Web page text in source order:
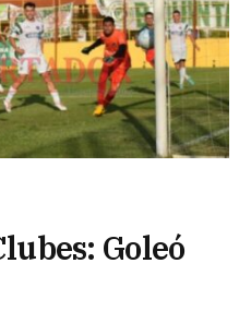
Goleó